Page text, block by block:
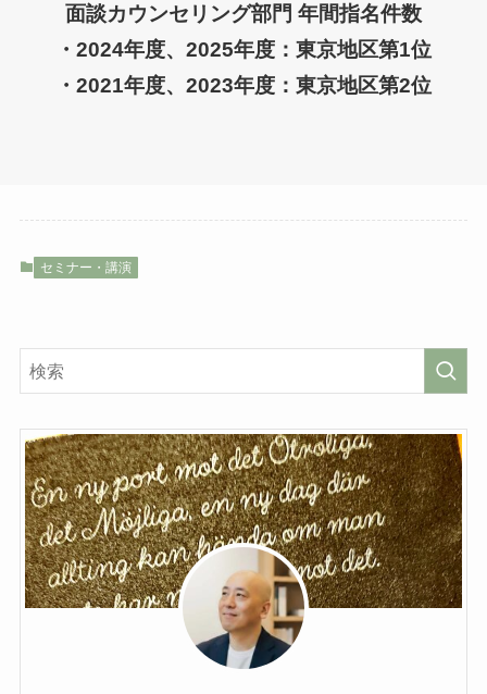
面談カウンセリング部門 年間指名件数
・2024年度、2025年度：東京地区第1位
・2021年度、2023年度：東京地区第2位
セミナー・講演